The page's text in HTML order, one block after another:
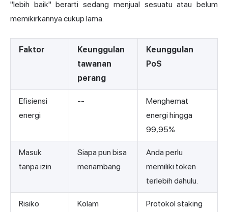
"lebih baik" berarti sedang menjual sesuatu atau belum
memikirkannya cukup lama.
Faktor
Keunggulan
tawanan
perang
Keunggulan
PoS
Efisiensi
energi
--
Menghemat
energi hingga
99,95%
Masuk
tanpa izin
Siapa pun bisa
menambang
Anda perlu
memiliki token
terlebih dahulu.
Risiko
Kolam
Protokol staking